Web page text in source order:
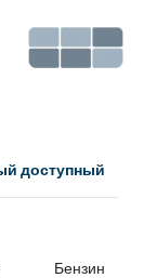
доступный
Бензин